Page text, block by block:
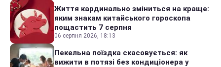
Життя кардинально зміниться на краще:
яким знакам китайського гороскопа
пощастить 7 серпня
06 серпня 2026, 18:13
Пекельна поїздка скасовується: як
вижити в потязі без кондиціонера у